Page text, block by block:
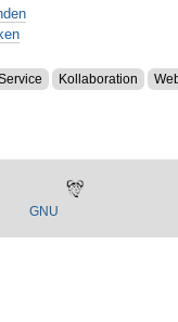
Kollaboration
GNU